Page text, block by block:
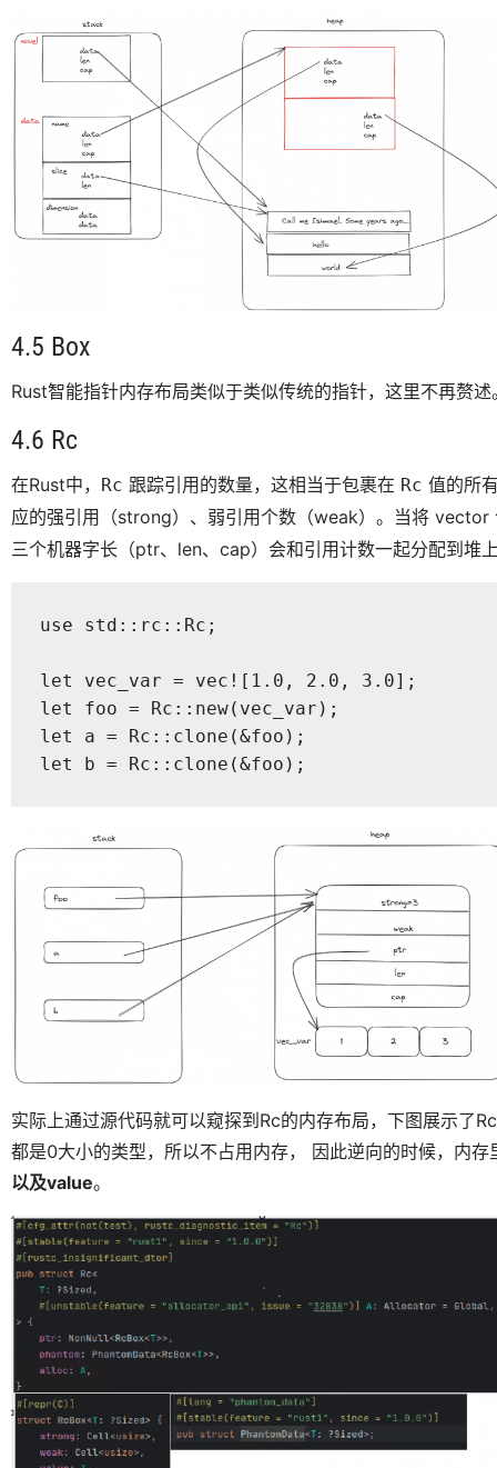
4.5 Box
Rust智能指针内存布局类似于类似传统的指针，这里不再赘述
4.6 Rc
在Rust中， Rc 跟踪引用的数量，这相当于包裹在 Rc 值的所
应的强引用（strong）、弱引用个数（weak）。当将
三个机器字长（ptr、len、cap）会和引用计数一起分配到堆
use std::rc::Rc;
let vec_var = vec![1.0, 2.0, 3.0];
let foo = Rc::new(vec_var);
let a = Rc::clone(&foo);
let b = Rc::clone(&foo);
实际上通过源代码就可以窥探到Rc的内存布局，下图展示了
都是0大小的类型，所以不占用内存， 因此逆向的时候，内存
以及value。